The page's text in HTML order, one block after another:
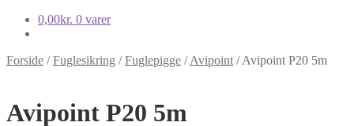
0,00kr. 0 varer
Forside /Fuglesikring /Fuglepigge /Avipoint /Avipoint P20 5m
Avipoint P20 5m